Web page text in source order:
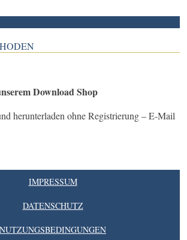
Download Shop
herunterladen ohne Registrierung – E-Mail
IMPRESSUM
DATENSCHUTZ
NUTZUNGSBEDINGUNGEN